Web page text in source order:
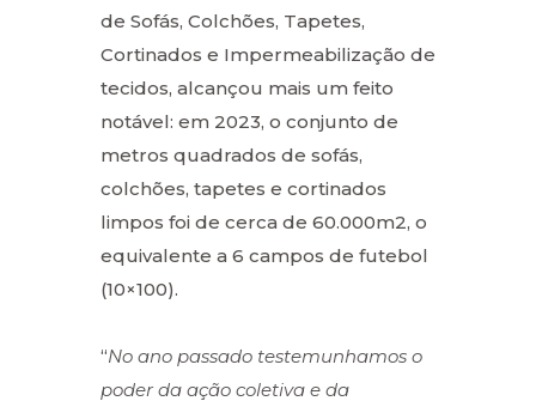
de Sofás, Colchões, Tapetes,
Cortinados e Impermeabilização de
tecidos, alcançou mais um feito
notável: em 2023, o conjunto de
metros quadrados de sofás,
colchões, tapetes e cortinados
limpos foi de cerca de 60.000m2, o
equivalente a 6 campos de futebol
(10×100).
“No ano passado testemunhamos o
poder da ação coletiva e da